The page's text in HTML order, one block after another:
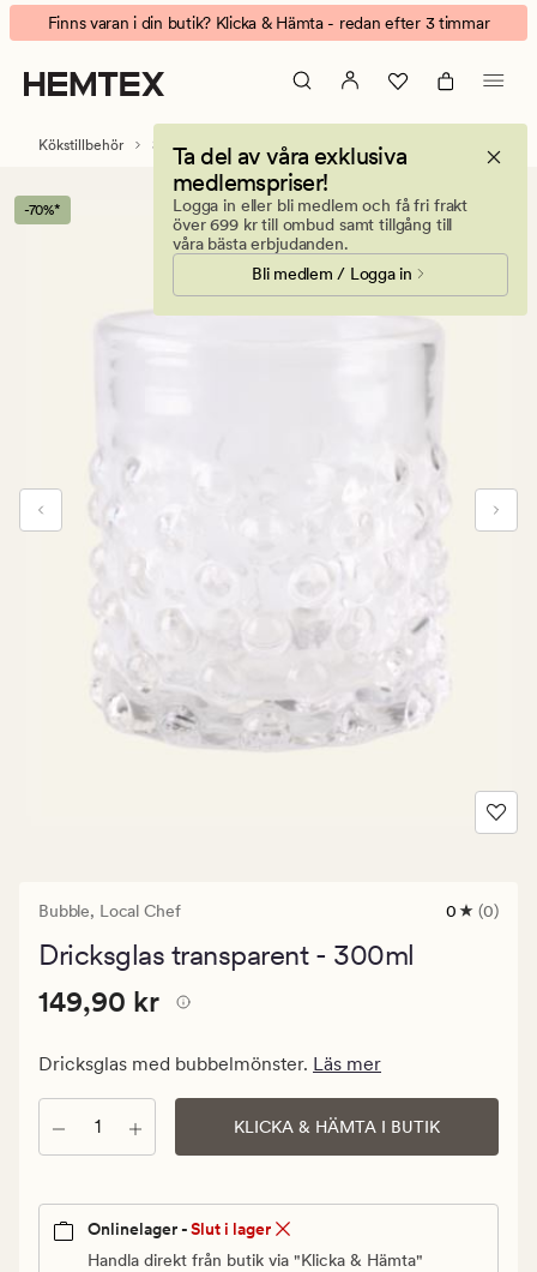
Bubble
dricksglas
transparent
Animerad
banner.
Klicka
på
att
pausa.
Finns varan i din butik? Klicka & Hämta - redan efter 3 timmar
Ta del av våra exklusiva
medlemspriser!
Logga in eller bli medlem och få fri frakt
över 699 kr till ombud samt tillgång till
våra bästa erbjudanden.
Bli medlem / Logga in
Kökstillbehör Servis Dricksglas
-70%*
Bubble, Local Chef
0
0 (0)
Dricksglas transparent - 300ml
Pris
149,90
Ordinarie
pris
149,90
Pris 149,90 kr
149,90 kr
Dricksglas med bubbelmönster. Läs mer
Antal KLICKA & HÄMTA I BUTIK
Onlinelager -Slut i lager
Handla direkt från butik via "Klicka & Hämta"